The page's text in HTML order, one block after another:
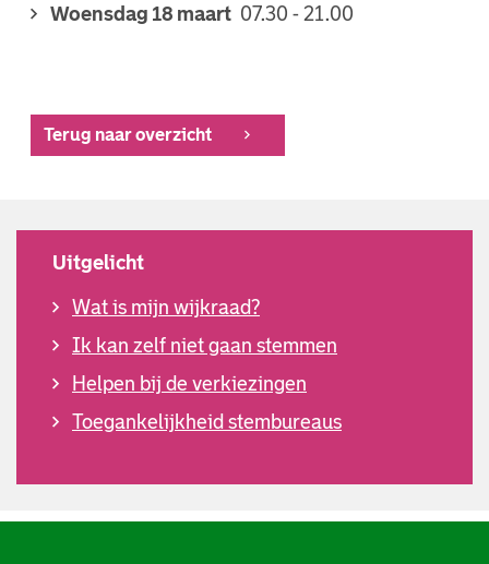
Woensdag 18 maart 07.30 - 21.00
Terug naar overzicht
Uitgelicht
Wat is mijn wijkraad?
Ik kan zelf niet gaan stemmen
Helpen bij de verkiezingen
Toegankelijkheid stembureaus